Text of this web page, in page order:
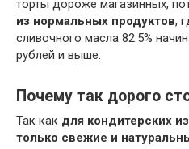
торты дороже магазинных,
из нормальных продуктов,
сливочного масла 82.5%
рублей и выше.
Почему так дорого
Так как для кондитерских
только свежие и